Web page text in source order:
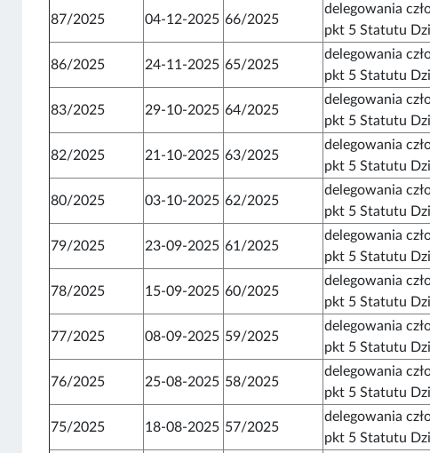
87/2025 04-12-2025 66/2025
delegowania
pkt 5 Statutu
86/2025 24-11-2025 65/2025
delegowania
pkt 5 Statutu
83/2025 29-10-2025 64/2025
delegowania
pkt 5 Statutu
82/2025 21-10-2025 63/2025
delegowania
pkt 5 Statutu
80/2025 03-10-2025 62/2025
delegowania
pkt 5 Statutu
79/2025 23-09-2025 61/2025
delegowania
pkt 5 Statutu
78/2025 15-09-2025 60/2025
delegowania
pkt 5 Statutu
77/2025 08-09-2025 59/2025
delegowania
pkt 5 Statutu
76/2025 25-08-2025 58/2025
delegowania
pkt 5 Statutu
75/2025 18-08-2025 57/2025
delegowania
pkt 5 Statutu